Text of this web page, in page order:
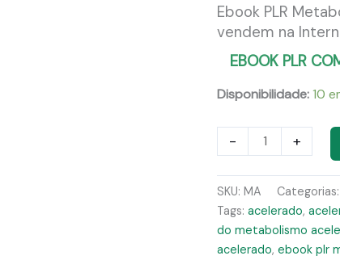
Ebook PLR
vendem na
EBOOK PLR
Disponibilidade:10
-
PLR
Metabolismo
Acelerado
quantidade
+
SKU: MA Categorias:
Tags: acelerado,
do metabolismo
acelerado, ebook plr